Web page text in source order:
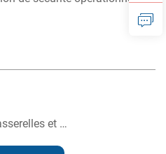
formes d'aquaculture offshore